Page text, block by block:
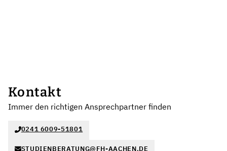
Kontakt
Immer den richtigen Ansprechpartner finden
0241 6009-51801
STUDIENBERATUNG@FH-AACHEN.DE